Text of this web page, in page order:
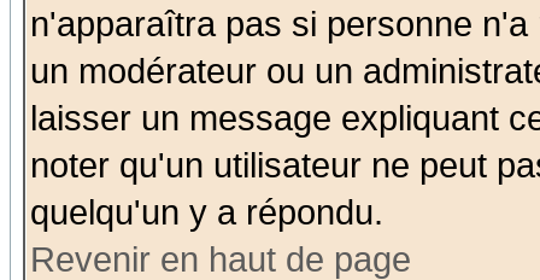
n'apparaîtra pas si personne
un modérateur ou un
laisser un message expliquant
noter qu'un utilisateur ne peut
quelqu'un y a répondu.
Revenir en haut de page